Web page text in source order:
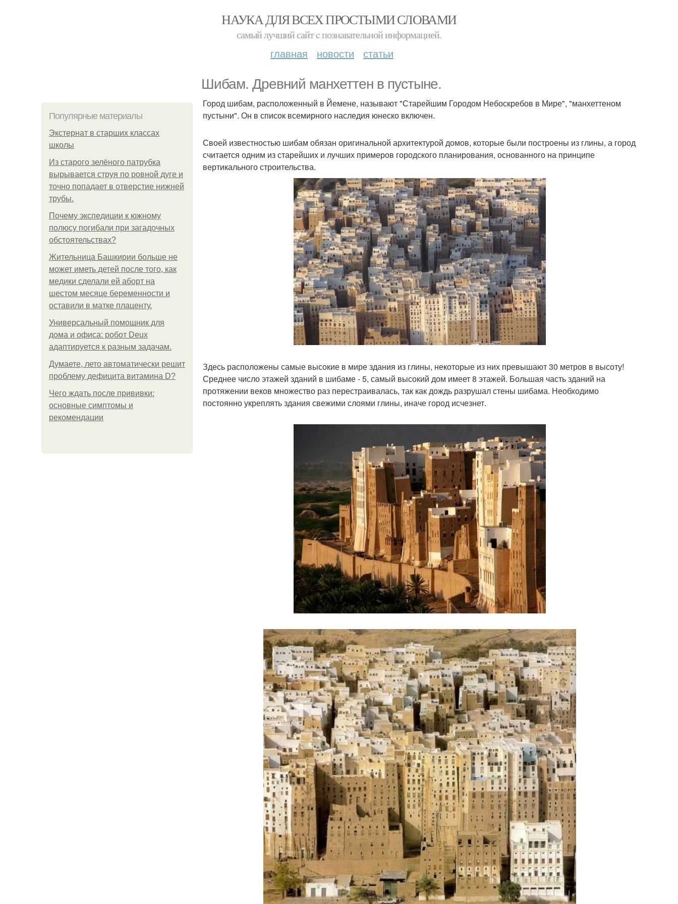
НАУКА ДЛЯ ВСЕХ ПРОСТЫМИ СЛОВАМИ
самый лучший сайт c познавательной информацией.
главная новости статьи
Шибам. Древний манхеттен в пустыне.
Популярные материалы
Экстернат в старших классах
школы
Из старого зелёного патрубка
вырывается струя по ровной дуге и
точно попадает в отверстие нижней
трубы.
Почему экспедиции к южному
полюсу погибали при загадочных
обстоятельствах?
Жительница Башкирии больше не
может иметь детей после того, как
медики сделали ей аборт на
шестом месяце беременности и
оставили в матке плаценту.
Универсальный помощник для
дома и офиса: робот Deux
адаптируется к разным задачам.
Думаете, лето автоматически решит
проблему дефицита витамина D?
Чего ждать после прививки:
основные симптомы и
рекомендации
Город шибам, расположенный в Йемене, называют "Старейшим Городом Небоскребов в Мире", "манхеттеном
пустыни". Он в список всемирного наследия юнеско включен.
Своей известностью шибам обязан оригинальной архитектурой домов, которые были построены из глины, а город
считается одним из старейших и лучших примеров городского планирования, основанного на принципе
вертикального строительства.
Здесь расположены самые высокие в мире здания из глины, некоторые из них превышают 30 метров в высоту!
Среднее число этажей зданий в шибаме - 5, самый высокий дом имеет 8 этажей. Большая часть зданий на
протяжении веков множество раз перестраивалась, так как дождь разрушал стены шибама. Необходимо
постоянно укреплять здания свежими слоями глины, иначе город исчезнет.